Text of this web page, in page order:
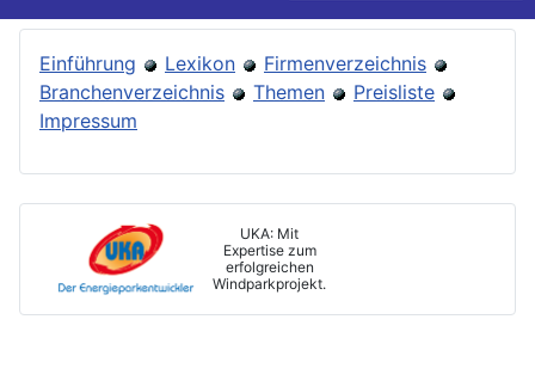
Einführung Lexikon
Firmenverzeichnis
Branchenverzeichnis
Themen
Preisliste
Impressum
UKA: Mit
Expertise zum
erfolgreichen
Windparkprojekt.